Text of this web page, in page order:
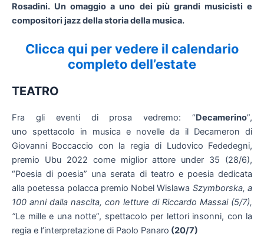
Rosadini. Un omaggio a uno dei più grandi musicisti e
compositori jazz della storia della musica.
Clicca qui per vedere il calendario
completo dell’estate
TEATRO
Fra gli eventi di prosa vedremo: “Decamerino”,
uno spettacolo in musica e novelle da il Decameron di
Giovanni Boccaccio con la regia di Ludovico Fededegni,
premio Ubu 2022 come miglior attore under 35 (28/6),
“Poesia di poesia” una serata di teatro e poesia dedicata
alla poetessa polacca premio Nobel Wislawa Szymborska, a
100 anni dalla nascita, con letture di Riccardo Massai (5/7),
“Le mille e una notte”, spettacolo per lettori insonni, con la
regia e l’interpretazione di Paolo Panaro (20/7)